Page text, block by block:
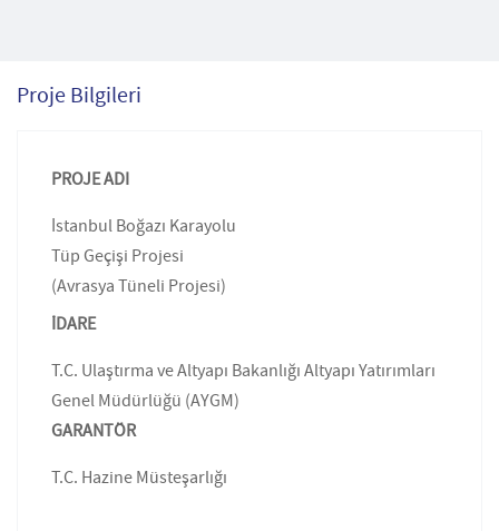
Proje Bilgileri
PROJE ADI
İstanbul Boğazı Karayolu
Tüp Geçişi Projesi
(Avrasya Tüneli Projesi)
İDARE
T.C. Ulaştırma ve Altyapı Bakanlığı Altyapı Yatırımları
Genel Müdürlüğü (AYGM)
GARANTÖR
T.C. Hazine Müsteşarlığı